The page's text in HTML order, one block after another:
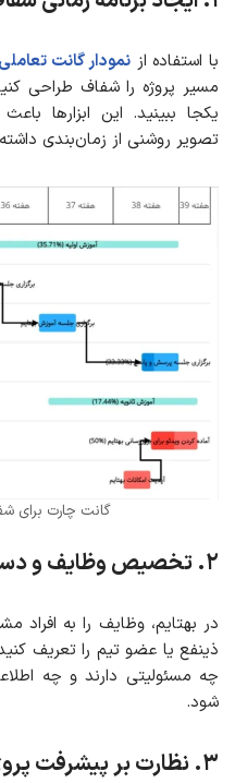
با استفاده از نمودار گانت تعاملی
مسیر پروژه را شفاف طراحی
یکجا ببینید. این ابزارها
تصویر روشنی از زمان‌بندی
گانت چارت برای
۲.تخصیص وظایف و
در بهتایم، وظایف را به
ذینفع یا عضو تیم را تعریف
چه مسئولیتی دارند و چه
شود.
۳. نظارت بر پیشرفت